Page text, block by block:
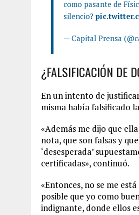
como pasante de
silencio?
— Capital Prensa
¿FALSIFICACIÓN DE
En un intento de
misma había falsificado
«Además me dijo que
nota, que son falsas y
‘desesperada’
certificadas», continuó.
«Entonces, no se me
posible que yo como
indignante, donde ellos